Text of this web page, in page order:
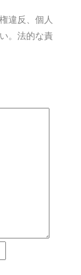
違反、個人
。法的な責